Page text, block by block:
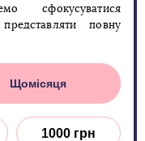
сфокусуватися
повну
Щомісяця
1000 грн